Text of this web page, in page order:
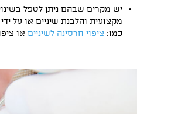
יש מקרים שבהם ניתן לטפל
מקצועית והלבנת שיניים או על
כמו: ציפוי חרסינה לשיניים או